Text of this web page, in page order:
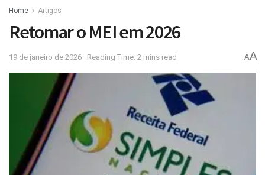
Home Artigos
Retomar o MEI em 2026
19 de janeiro de 2026 Reading Time: 2 mins read AA